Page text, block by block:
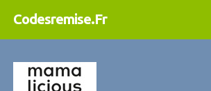
Codesremise.Fr